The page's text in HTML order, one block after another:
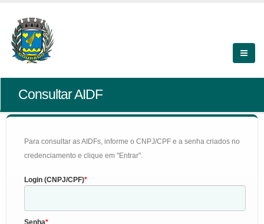
Consultar AIDF
Para consultar as AIDFs, informe o CNPJ/CPF e a senha criados no
credenciamento e clique em "Entrar".
Login (CNPJ/CPF)
Senha